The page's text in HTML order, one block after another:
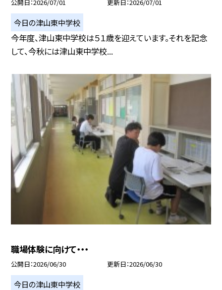
公開日 2026/07/01 更新日 2026/07/01
今日の津山東中学校
今年度、津山東中学校は５１歳を迎えています。それを記念
して、今秋には津山東中学校...
職場体験に向けて・・・
公開日 2026/06/30 更新日 2026/06/30
今日の津山東中学校